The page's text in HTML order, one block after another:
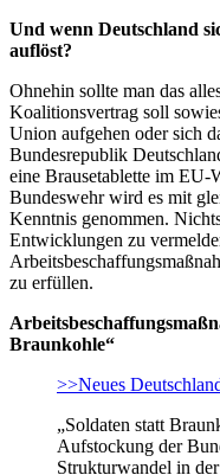
Und wenn Deutschland
auflöst?
Ohnehin sollte man das
Koalitionsvertrag soll
Union aufgehen oder sich
Bundesrepublik
eine Brausetablette im EU-
Bundeswehr wird es mit
Kenntnis genommen.
Entwicklungen zu
zu erfüllen.
Braunkohle“
>>Neues
„Soldaten statt
Aufstockung der
Strukturwandel in